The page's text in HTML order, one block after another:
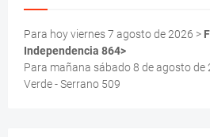
Para hoy viernes 7 agosto de 2026 >
Independencia 864>
Para mañana sábado 8 de agosto de
Verde - Serrano 509